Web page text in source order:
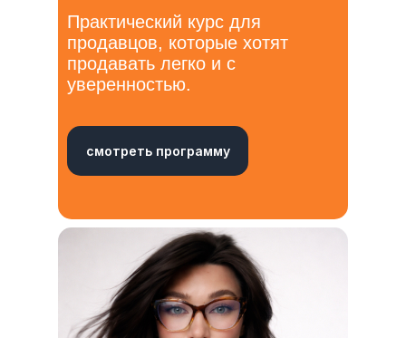
Практический курс для
продавцов, которые хотят
продавать легко и с
уверенностью.
смотреть программу